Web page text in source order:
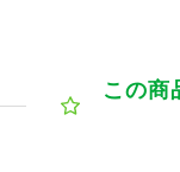
この商